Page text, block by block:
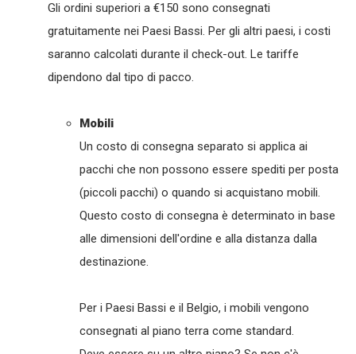
Gli ordini superiori a €150 sono consegnati
gratuitamente nei Paesi Bassi. Per gli altri paesi, i costi
saranno calcolati durante il check-out. Le tariffe
dipendono dal tipo di pacco.
Mobili
Un costo di consegna separato si applica ai
pacchi che non possono essere spediti per posta
(piccoli pacchi) o quando si acquistano mobili.
Questo costo di consegna è determinato in base
alle dimensioni dell'ordine e alla distanza dalla
destinazione.
Per i Paesi Bassi e il Belgio, i mobili vengono
consegnati al piano terra come standard.